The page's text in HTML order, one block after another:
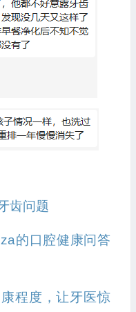
齿问题
的口腔健康问答
程度，让牙医惊